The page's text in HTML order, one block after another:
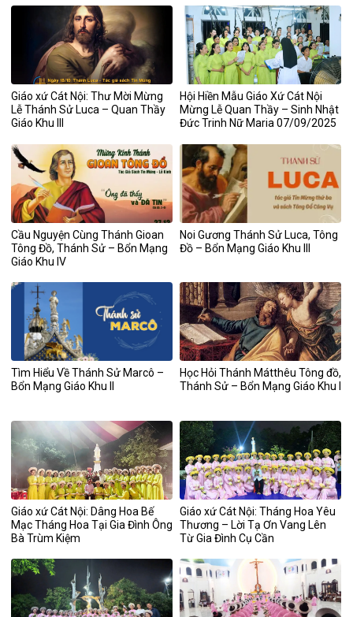
Giáo xứ Cát Nội: Thư Mời Mừng
Lễ Thánh Sử Luca – Quan Thầy
Giáo Khu III
Hội Hiền Mẫu Giáo Xứ Cát Nội
Mừng Lễ Quan Thầy – Sinh Nhật
Đức Trinh Nữ Maria 07/09/2025
Cầu Nguyện Cùng Thánh Gioan
Tông Đồ, Thánh Sử – Bổn Mạng
Giáo Khu IV
Noi Gương Thánh Sử Luca, Tông
Đồ – Bổn Mạng Giáo Khu III
Tìm Hiểu Về Thánh Sử Marcô –
Bổn Mạng Giáo Khu II
Học Hỏi Thánh Mátthêu Tông đồ,
Thánh Sử – Bổn Mạng Giáo Khu I
Giáo xứ Cát Nội: Dâng Hoa Bế
Mạc Tháng Hoa Tại Gia Đình Ông
Bà Trùm Kiệm
Giáo xứ Cát Nội: Tháng Hoa Yêu
Thương – Lời Tạ Ơn Vang Lên
Từ Gia Đình Cụ Cần